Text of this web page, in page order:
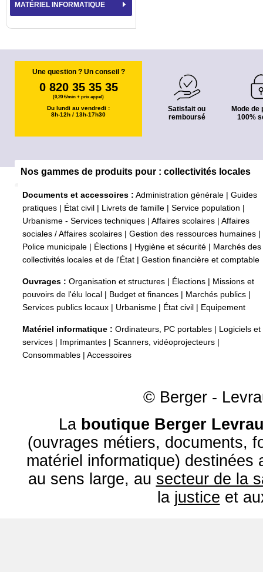
MATÉRIEL INFORMATIQUE
Une question ? Un conseil ?
0 820 35 35 35
(0,20 €/min + prix appel)
Du lundi au vendredi :
8h-12h / 13h-17h30
Satisfait ou
remboursé
Mode de
100%
Nos gammes de produits pour : collectivités locales
Documents et accessoires : Administration générale
Guides
pratiques
État civil Livrets de famille Service population
Urbanisme - Services techniques
Affaires scolaires
Affaires
sociales / Affaires scolaires
Gestion des ressources humaines
Police municipale
Élections Hygiène et sécurité
Marchés des
collectivités locales et de l'État
Gestion financière et comptable
Ouvrages : Organisation et structures Élections
Missions et
pouvoirs de l'élu local
Budget et finances Marchés publics
Services publics locaux
Urbanisme État civil Equipement
Matériel informatique : Ordinateurs, PC portables
Logiciels et
services
Imprimantes Scanners, vidéoprojecteurs
Consommables
Accessoires
© Berger -
La boutique Berger
(ouvrages métiers, documents,
matériel informatique) destinées
au sens large, au secteur de la
la justice et